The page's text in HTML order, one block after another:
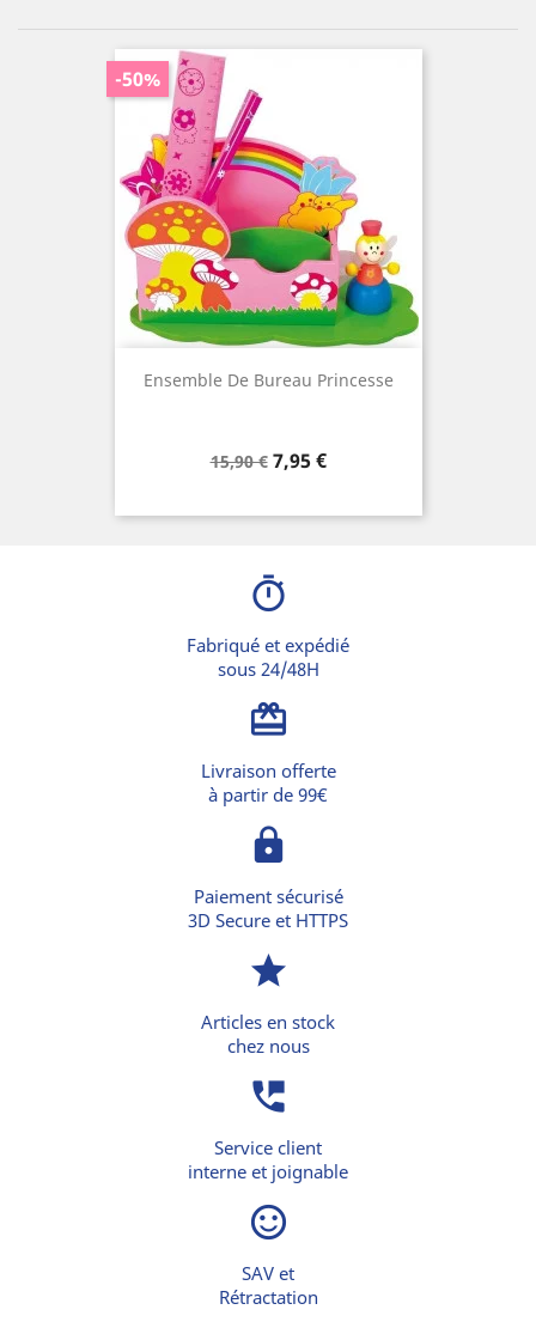
Ensemble De Bureau Princesse
Prix
15,90 €
-50%
Prix
7,95 €
timer
Fabriqué et expédié
sous 24/48H
card_giftcard
Livraison offerte
à partir de 99€
lock
Paiement sécurisé
3D Secure et HTTPS
star
Articles en stock
chez nous
perm_phone_msg
Service client
interne et joignable
sentiment_satisfied_alt
SAV et
Rétractation